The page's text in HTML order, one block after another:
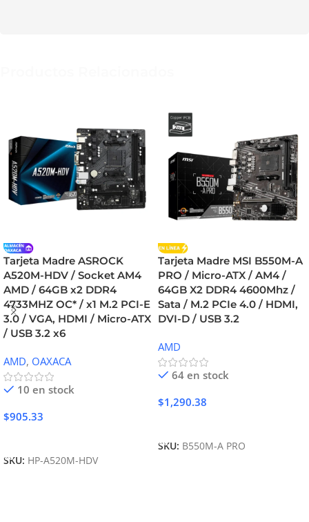
Tarjeta Madre ASROCK
A520M-HDV / Socket AM4
AMD / 64GB x2 DDR4
4733MHZ OC* / x1 M.2 PCI-E
3.0 / VGA, HDMI / Micro-ATX
/ USB 3.2 x6
AMD, OAXACA
10 en stock
$905.33
SKU: HP-A520M-HDV
Tarjeta Madre MSI B550M-A
PRO / Micro-ATX / AM4 /
64GB X2 DDR4 4600Mhz /
Sata / M.2 PCIe 4.0 / HDMI,
DVI-D / USB 3.2
AMD
64 en stock
$1,290.38
SKU: B550M-A PRO